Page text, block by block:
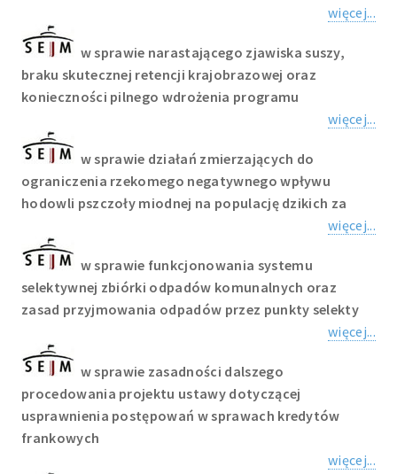
więcej...
w sprawie narastającego zjawiska suszy,
braku skutecznej retencji krajobrazowej oraz
konieczności pilnego wdrożenia programu
więcej...
w sprawie działań zmierzających do
ograniczenia rzekomego negatywnego wpływu
hodowli pszczoły miodnej na populację dzikich za
więcej...
w sprawie funkcjonowania systemu
selektywnej zbiórki odpadów komunalnych oraz
zasad przyjmowania odpadów przez punkty selekty
więcej...
w sprawie zasadności dalszego
procedowania projektu ustawy dotyczącej
usprawnienia postępowań w sprawach kredytów
frankowych
więcej...